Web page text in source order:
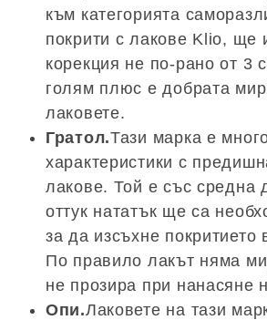
към категорията
покрити с лакове Klio, ще
корекция не по-рано от 3
голям плюс е добрата
лаковете.
Гратол.Тази марка е
характеристики с
лакове. Той е със средна
оттук нататък ще са
за да изсъхне покритието
По правило лакът няма
не прозира при нанасяне
Опи.Лаковете на тази